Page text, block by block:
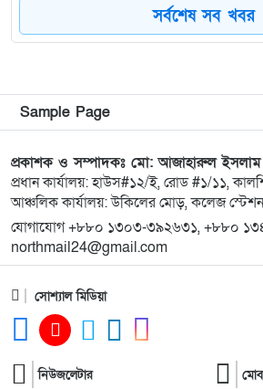
কিশোরগঞ্জে ৮০ পিস ট্যাপেন্টাডল
৮
কিশোরগঞ্জে জুলাই গণঅভ্যুত্থান
প্রস্তুতিমূলক সভা অনুষ্ঠিত
৯
ভারসাম্যহীন ও লাগামহীন
স্বৈরাচারী হয়েছিলেন, একই পথে
গোলাম পরওয়ার
১০
বঞ্চিত করে পালিত কন্যাকে
অভিযোগ
১১
২০২৫ সালের প্রশ্নে ২০২৬ সালের
১২
সর্বশেষ সব খবর
Sample Page
প্রকাশক ও সম্পাদকঃ মো: আজাহারুল ইসলাম
প্রধান কার্যালয়: হাউস#১২/ই, রোড #১/১১,
আঞ্চলিক কার্যালয়: উকিলের মোড়, কলেজ স্টেশন
যোগাযোগ +৮৮০ ১৩০৩-৩৯২৬৩১, +৮৮০
northmail24@gmail.com
সোশ্যাল মিডিয়া
নিউজলেটার